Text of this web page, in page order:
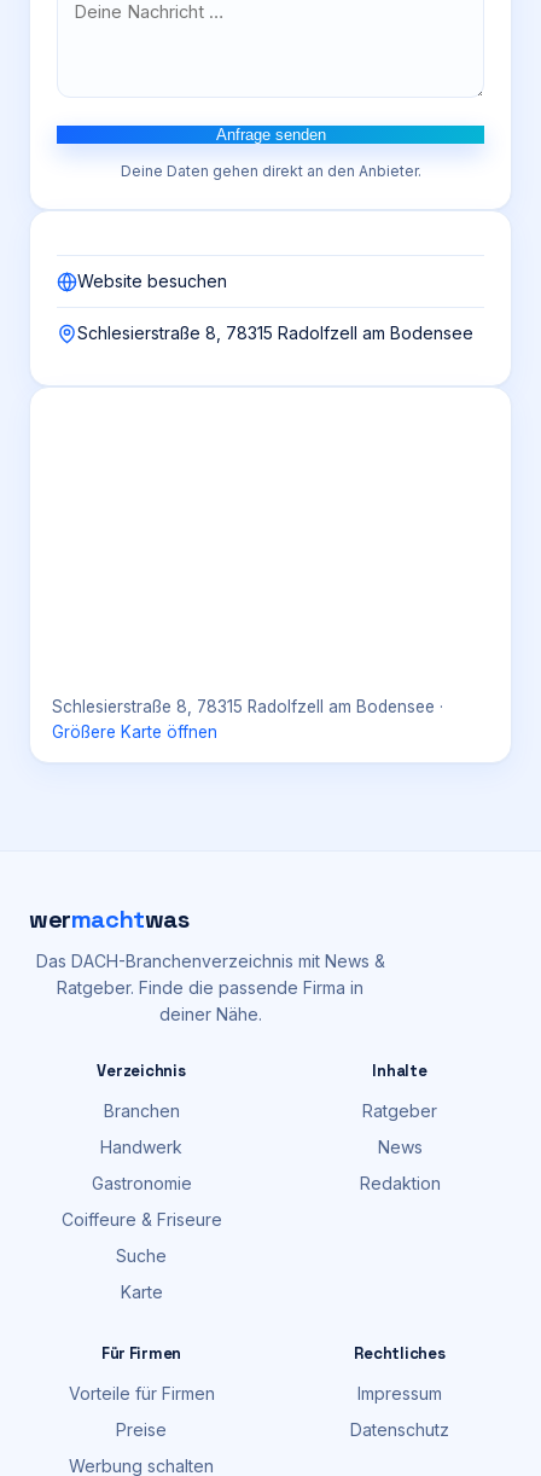
Anfrage senden
Deine Daten gehen direkt an den Anbieter.
Website besuchen
Schlesierstraße 8, 78315 Radolfzell am Bodensee
Schlesierstraße 8, 78315 Radolfzell am Bodensee ·
Größere Karte öffnen
wermachtwas
Das DACH-Branchenverzeichnis mit News &
Ratgeber. Finde die passende Firma in
deiner Nähe.
Verzeichnis
Branchen
Handwerk
Gastronomie
Coiffeure & Friseure
Suche
Karte
Inhalte
Ratgeber
News
Redaktion
Für Firmen
Vorteile für Firmen
Preise
Werbung schalten
Rechtliches
Impressum
Datenschutz